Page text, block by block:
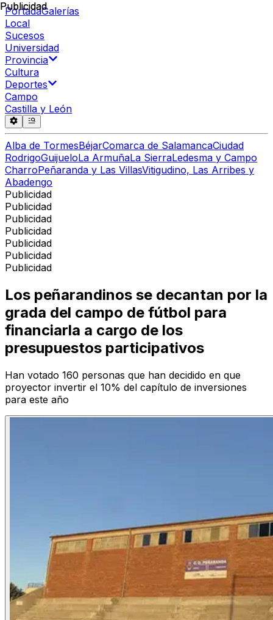
PortadaGalerías
Local
Sucesos
Universidad
Provincia
Cultura
Deportes
Campo
Castilla y León
Alba de TormesBéjarComarca de SalamancaCiudad
RodrigoGuijueloLa ArmuñaLa SierraLedesma y Campo
CharroPeñaranda y Las VillasVitigudino, Las Arribes y
Abadengo
Publicidad
Publicidad
Publicidad
Publicidad
Publicidad
Publicidad
Publicidad
Publicidad
Los peñarandinos se decantan por la
grada del campo de fútbol para
financiarla a cargo de los
presupuestos participativos
Han votado 160 personas que han decidido en que
proyector invertir el 10% del capítulo de inversiones
para este año
Publicidad